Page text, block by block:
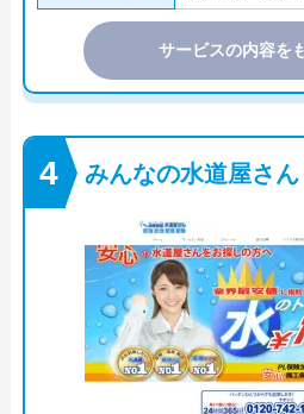
サービスの内容を
みんなの水道屋さん